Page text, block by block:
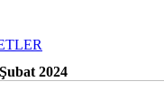
2024